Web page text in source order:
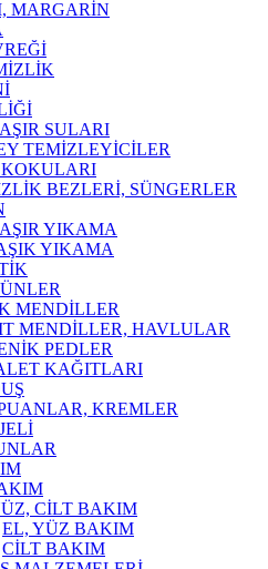
MARGARİN
SULARI
TEMİZLEYİCİLER
BEZLERİ, SÜNGERLER
YIKAMA
YIKAMA
MENDİLLER
MENDİLLER, HAVLULAR
PEDLER
KAĞITLARI
KREMLER
CİLT BAKIM
EL, YÜZ BAKIM
CİLT BAKIM